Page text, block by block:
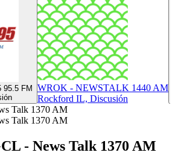
95.5 FM
WROK - NEWSTALK 1440 AM
Rockford IL, Discusión
Talk 1370 AM
Talk 1370 AM
- News Talk 1370 AM